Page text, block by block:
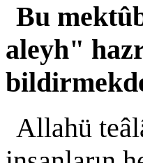
Bu
aleyh"
Allahü